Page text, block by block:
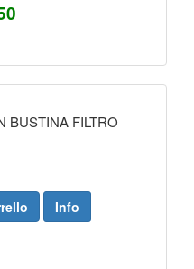
BUSTINA FILTRO
Info